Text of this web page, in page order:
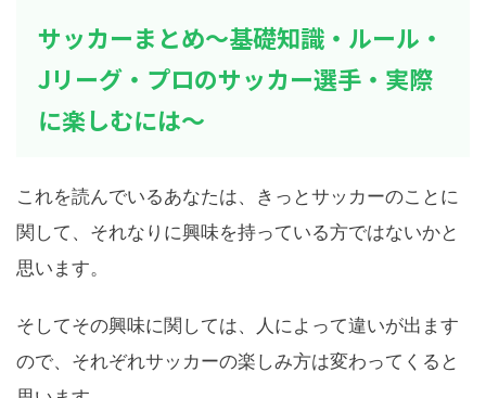
サッカーまとめ～基礎知識・ルール・
Jリーグ・プロのサッカー選手・実際
に楽しむには～
これを読んでいるあなたは、きっとサッカーのことに
関して、それなりに興味を持っている方ではないかと
思います。
そしてその興味に関しては、人によって違いが出ます
ので、それぞれサッカーの楽しみ方は変わってくると